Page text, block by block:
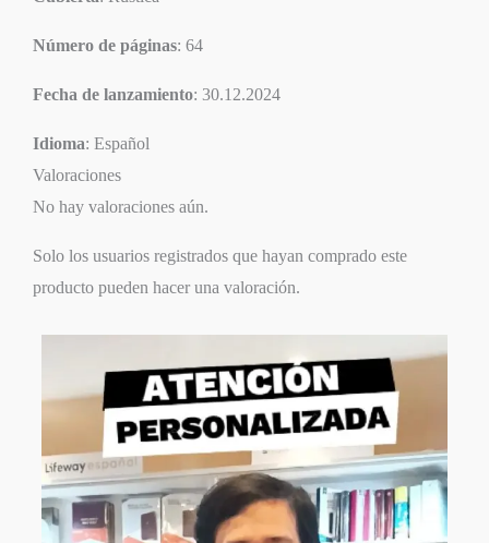
Número de páginas: 64
Fecha de lanzamiento: 30.12.2024
Idioma: Español
Valoraciones
No hay valoraciones aún.
Solo los usuarios registrados que hayan comprado este
producto pueden hacer una valoración.